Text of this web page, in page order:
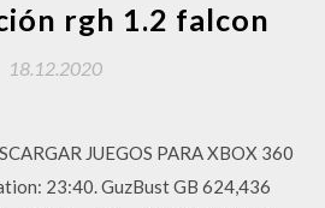
rgh 1.2 falcon
18.12.2020
JUEGOS PARA XBOX 360
23:40. GuzBust GB 624,436